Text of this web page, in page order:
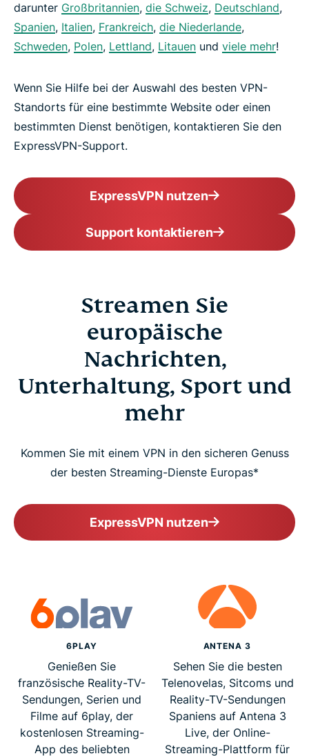
darunter Großbritannien, die Schweiz, Deutschland,
Spanien, Italien, Frankreich, die Niederlande,
Schweden, Polen, Lettland, Litauen und viele mehr!
Wenn Sie Hilfe bei der Auswahl des besten VPN-
Standorts für eine bestimmte Website oder einen
bestimmten Dienst benötigen, kontaktieren Sie den
ExpressVPN-Support.
ExpressVPN nutzen
Support kontaktieren
Streamen Sie
europäische
Nachrichten,
Unterhaltung, Sport und
mehr
Kommen Sie mit einem VPN in den sicheren Genuss
der besten Streaming-Dienste Europas*
ExpressVPN nutzen
6PLAY
Genießen Sie
französische Reality-TV-
Sendungen, Serien und
Filme auf 6play, der
kostenlosen Streaming-
App des beliebten
ANTENA 3
Sehen Sie die besten
Telenovelas, Sitcoms und
Reality-TV-Sendungen
Spaniens auf Antena 3
Live, der Online-
Streaming-Plattform für